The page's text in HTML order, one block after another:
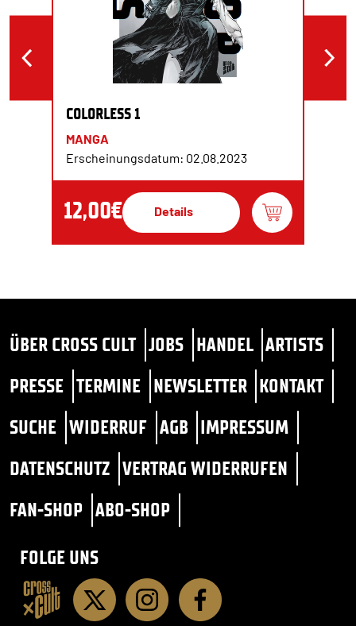
COLORLESS 1
MANGA
Erscheinungsdatum: 02.08.2023
12,00€ Details
ÜBER CROSS CULT JOBS HANDEL ARTISTS
PRESSE TERMINE NEWSLETTER KONTAKT
SUCHE WIDERRUF AGB IMPRESSUM
DATENSCHUTZ VERTRAG WIDERRUFEN
FAN-SHOP ABO-SHOP
FOLGE UNS